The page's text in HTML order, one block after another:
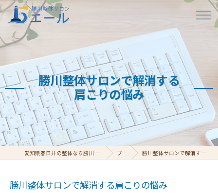
勝川整体サロンで解消する
肩こりの悩み
愛知県春日井の整体なら勝川整体サロン エール ブログ 勝川整体サロンで解消する肩こりの悩み
勝川整体サロンで解消する肩こりの悩み